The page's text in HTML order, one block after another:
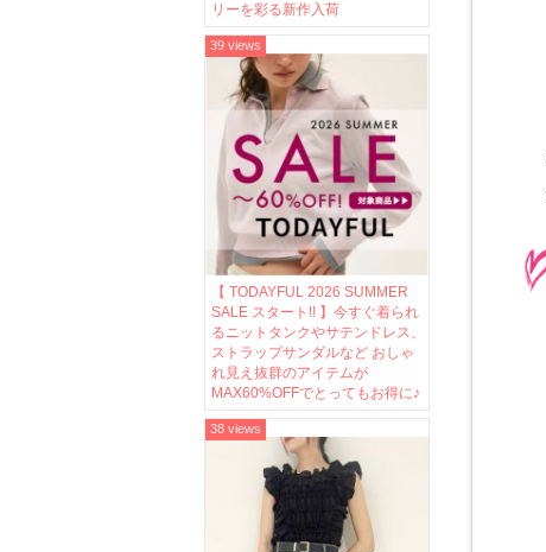
リーを彩る新作入荷
【 TODAYFUL 2026 SUMMER
SALE スタート!! 】今すぐ着られ
るニットタンクやサテンドレス、
ストラップサンダルなど おしゃ
れ見え抜群のアイテムが
MAX60%OFFでとってもお得に♪
39 views
38 views